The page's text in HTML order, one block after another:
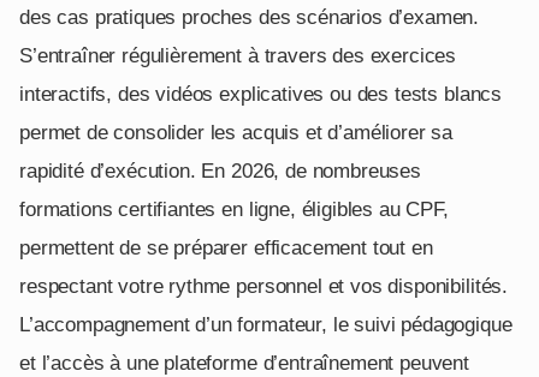
des cas pratiques proches des scénarios d’examen.
S’entraîner régulièrement à travers des exercices
interactifs, des vidéos explicatives ou des tests blancs
permet de consolider les acquis et d’améliorer sa
rapidité d’exécution. En 2026, de nombreuses
formations certifiantes en ligne, éligibles au CPF,
permettent de se préparer efficacement tout en
respectant votre rythme personnel et vos disponibilités.
L’accompagnement d’un formateur, le suivi pédagogique
et l’accès à une plateforme d’entraînement peuvent